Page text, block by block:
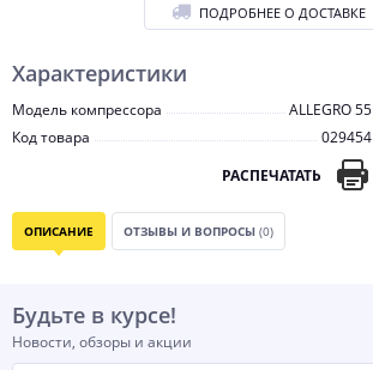
Характеристики
Модель компрессора
ALLEGRO 55
Код товара
029454
РАСПЕЧАТАТЬ
ПОДРОБНЕЕ О ДОСТАВКЕ
ОПИСАНИЕ ОТЗЫВЫ И ВОПРОСЫ (0)
Будьте в курсе!
Новости, обзоры и акции